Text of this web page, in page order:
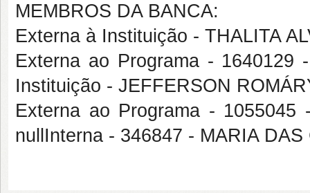
MEMBROS DA BANCA:
Externa à Instituição - THALITA
Externa ao Programa - 1640129
Instituição - JEFFERSON
Externa ao Programa - 1055045
nullInterna - 346847 - MARIA